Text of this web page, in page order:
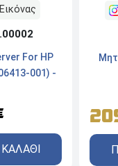
For HP
001) -